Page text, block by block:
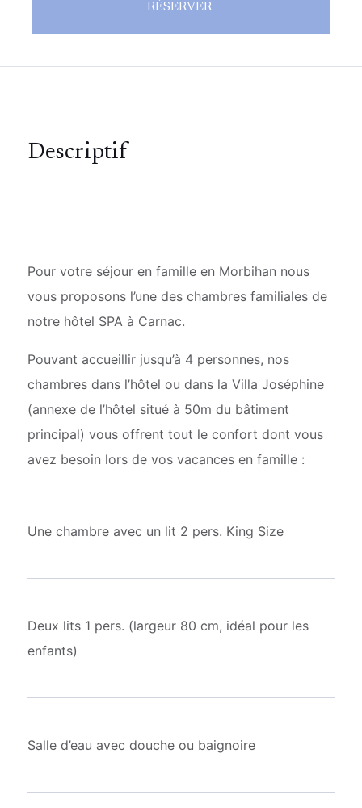
RÉSERVER
Descriptif
Pour votre séjour en famille en Morbihan nous
vous proposons l’une des chambres familiales de
notre hôtel SPA à Carnac.
Pouvant accueillir jusqu’à 4 personnes, nos
chambres dans l’hôtel ou dans la Villa Joséphine
(annexe de l’hôtel situé à 50m du bâtiment
principal) vous offrent tout le confort dont vous
avez besoin lors de vos vacances en famille :
Une chambre avec un lit 2 pers. King Size
Deux lits 1 pers. (largeur 80 cm, idéal pour les
enfants)
Salle d’eau avec douche ou baignoire